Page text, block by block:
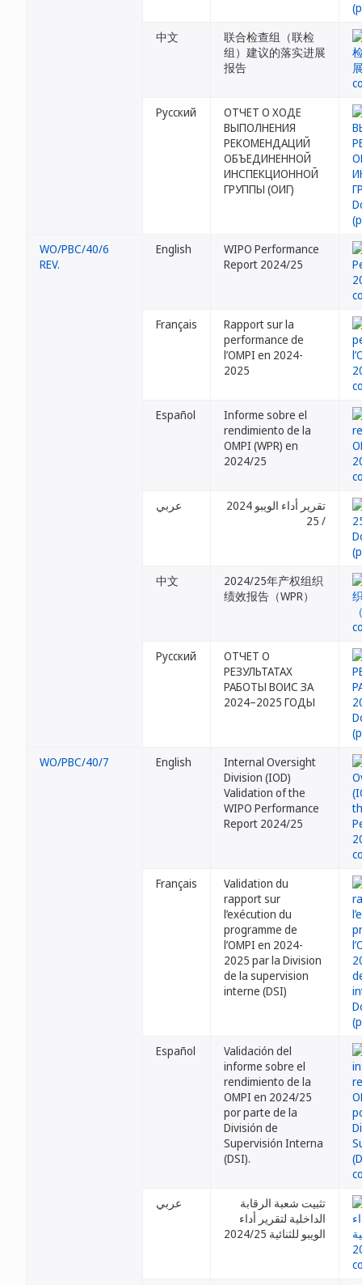
中文
联合检查组（联检
组）建议的落实进展
报告
Русский
ОТЧЕТ О ХОДЕ
ВЫПОЛНЕНИЯ
РЕКОМЕНДАЦИЙ
ОБЪЕДИНЕННОЙ
ИНСПЕКЦИОННОЙ
ГРУППЫ (ОИГ)
WO/PBC/40/6
REV.
English
WIPO Performance
Report 2024/25
Français
Rapport sur la
performance de
l’OMPI en 2024-
2025
Español
Informe sobre el
rendimiento de la
OMPI (WPR) en
2024/25
عربي
تقرير أداء الويبو 2024
/ 25
中文
2024/25年产权组织
绩效报告（WPR）
Русский
ОТЧЕТ О
РЕЗУЛЬТАТАХ
РАБОТЫ ВОИС ЗА
2024–2025 ГОДЫ
WO/PBC/40/7 English
Internal Oversight
Division (IOD)
Validation of the
WIPO Performance
Report 2024/25
Français
Validation du
rapport sur
l’exécution du
programme de
l’OMPI en 2024-
2025 par la Division
de la supervision
interne (DSI)
Español
Validación del
informe sobre el
rendimiento de la
OMPI en 2024/25
por parte de la
División de
Supervisión Interna
(DSI).
عربي
تثبيت شعبة الرقابة
الداخلية لتقرير أداء
الويبو للثنائية 2024/25